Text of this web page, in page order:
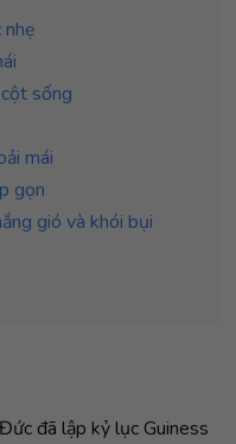
nhẹ
sống
mái
gọn
gió và khói bụi
đã lập kỷ lục Guiness